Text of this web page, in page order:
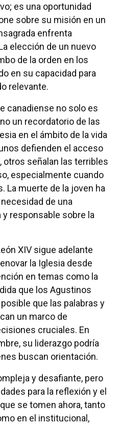
es una oportunidad
sobre su misión en un
enfrenta
elección de un nuevo
de la orden en los
en su capacidad para
relevante.
canadiense no solo es
un recordatorio de las
en el ámbito de la vida
defienden el acceso
señalan las terribles
especialmente cuando
La muerte de la joven ha
de una
responsable sobre la
XIV sigue adelante
la Iglesia desde
en temas como la
que los Agustinos
que las palabras y
un marco de
cruciales. En
su liderazgo podría
buscan orientación.
y desafiante, pero
para la reflexión y el
se tomen ahora, tanto
en el institucional,